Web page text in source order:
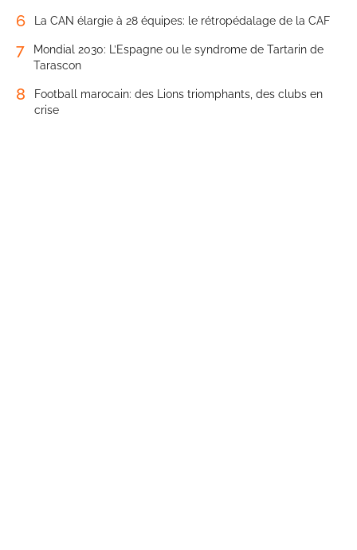
6 La CAN élargie à 28 équipes: le rétropédalage de la CAF
7
Mondial 2030: L’Espagne ou le syndrome de Tartarin de
Tarascon
8
Football marocain: des Lions triomphants, des clubs en
crise